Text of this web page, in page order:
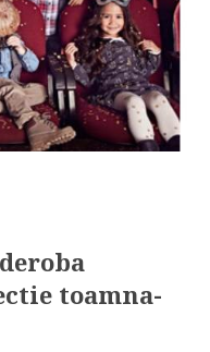
toamna-